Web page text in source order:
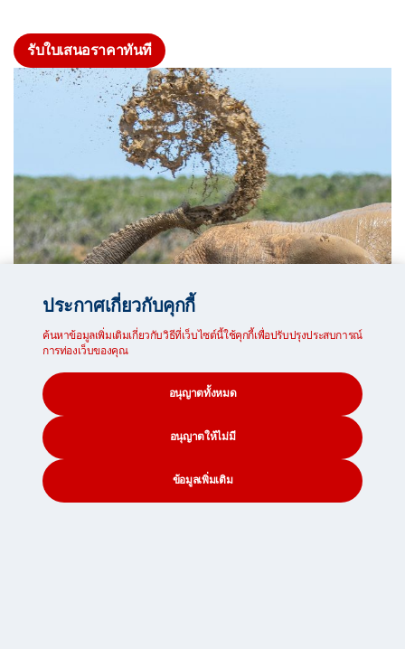
รับใบเสนอราคาทันที
ประกาศเกี่ยวกับคุกกี้
ค้นหาข้อมูลเพิ่มเติมเกี่ยวกับวิธีที่เว็บไซต์นี้ใช้คุกกี้เพื่อปรับปรุงประสบการณ์
การท่องเว็บของคุณ
อนุญาตทั้งหมด
อนุญาตให้ไม่มี
ข้อมูลเพิ่มเติม